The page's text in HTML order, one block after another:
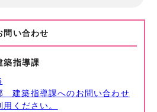
問い合わせ
指導課
建築指導課へのお問い合わせ
ください。